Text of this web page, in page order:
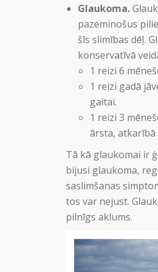
Glaukoma.
pazeminošus
šīs slimības dēļ.
konservatīvā
1 reizi 6
1 reizi gadā
gaitai.
1 reizi 3
ārsta, atkarībā
Tā kā glaukomai ir
bijusi glaukoma,
saslimšanas
tos var nejust.
pilnīgs aklums.